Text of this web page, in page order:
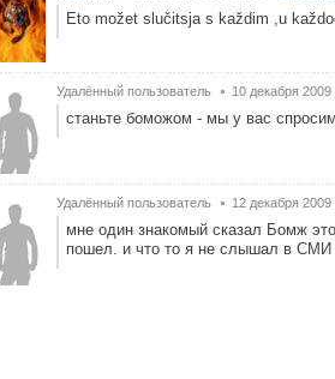
Eto možet slučitsja s každim ,u
Удалённый пользователь 10 декабря 2009
станьте боможом - мы у вас
Удалённый пользователь 12 декабря 2009
мне один знакомый сказал Бомж
пошел. и что то я не слышал в СМИ